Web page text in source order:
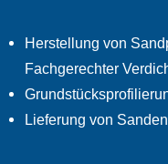
Herstellung von
Fachgerechter
Lieferung von